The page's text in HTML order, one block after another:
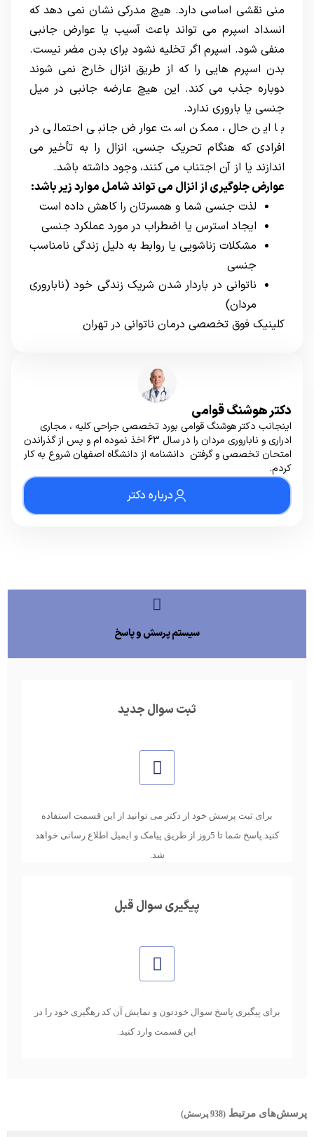
منی نقشی اساسی دارد. هیچ مدرکی نشان نمی دهد که
انسداد اسپرم می تواند باعث آسیب یا عوارض جانبی
منفی شود. اسپرم اگر تخلیه نشود برای بدن مضر نیست.
بدن اسپرم هایی را که از طریق انزال خارج نمی شوند
دوباره جذب می کند. این هیچ عارضه جانبی در میل
جنسی یا باروری ندارد.
با این حال، ممکن است عوارض جانبی احتمالی در
افرادی که هنگام تحریک جنسی، انزال را به تأخیر می
اندازند یا از آن اجتناب می کنند، وجود داشته باشد.
عوارض جلوگیری از انزال می تواند شامل موارد زیر باشد:
لذت جنسی شما و همسرتان را کاهش داده است
ایجاد استرس یا اضطراب در مورد عملکرد جنسی
مشکلات زناشویی یا روابط به دلیل زندگی نامناسب
جنسی
ناتوانی در باردار شدن شریک زندگی خود (ناباروری
مردان)
کلینیک فوق تخصصی درمان ناتوانی در تهران
دکتر هوشنگ قوامی
اینجانب دکتر هوشنگ قوامی بورد تخصصی جراحی کلیه ، مجاری
ادراری و ناباروری مردان را در سال 63 اخذ نموده ام و پس از گذراندن
امتحان تخصصی و گرفتن دانشنامه از دانشگاه اصفهان شروع به کار
کردم.
درباره دکتر
سیستم پرسش و پاسخ
ثبت سوال جدید
برای ثبت پرسش خود از دکتر می توانید از این قسمت استفاده
کنید.پاسخ شما تا 5روز از طریق پیامک و ایمیل اطلاع رسانی خواهد
شد.
پیگیری سوال قبل
برای پیگیری پاسخ سوال خودتون و نمایش آن کد رهگیری خود را در
این قسمت وارد کنید.
پرسش‌های مرتبط (938 پرسش)